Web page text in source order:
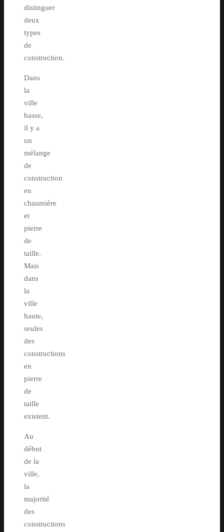
distinguer
deux
types
de
construction.
Dans
la
ville
basse,
il y a
un
mélange
de
construction
en
chaumière
et
pierre
de
taille.
Mais
dans
la
ville
haute,
seules
des
constructions
en
pierre
de
taille
existent.
Au
début
de la
ville,
la
majorité
des
constructions